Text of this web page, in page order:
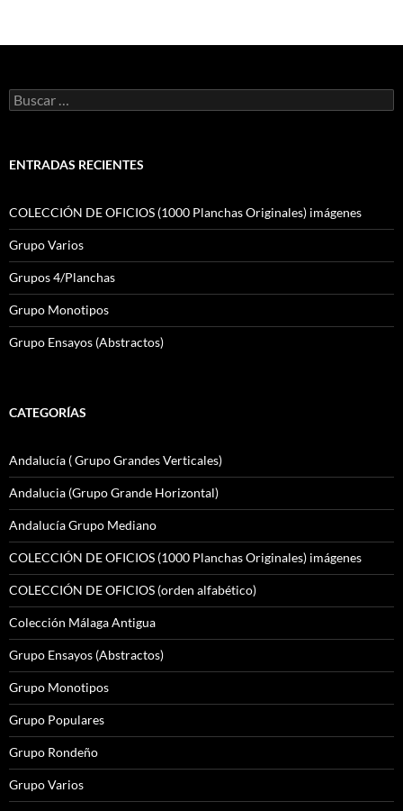
Buscar:
ENTRADAS RECIENTES
COLECCIÓN DE OFICIOS (1000 Planchas Originales) imágenes
Grupo Varios
Grupos 4/Planchas
Grupo Monotipos
Grupo Ensayos (Abstractos)
CATEGORÍAS
Andalucía ( Grupo Grandes Verticales)
Andalucia (Grupo Grande Horizontal)
Andalucía Grupo Mediano
COLECCIÓN DE OFICIOS (1000 Planchas Originales) imágenes
COLECCIÓN DE OFICIOS (orden alfabético)
Colección Málaga Antigua
Grupo Ensayos (Abstractos)
Grupo Monotipos
Grupo Populares
Grupo Rondeño
Grupo Varios